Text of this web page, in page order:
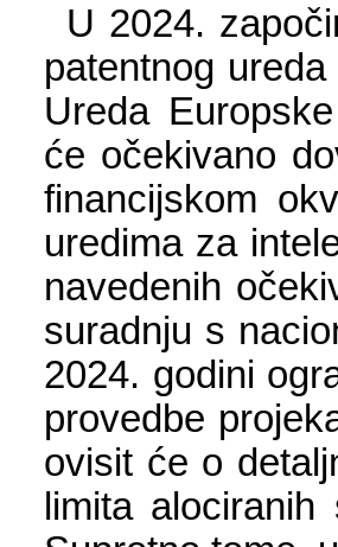
U 2024.
patentnog
Ureda
će očekivano
financijskom
uredima za
navedenih
suradnju s
2024. godini
provedbe
ovisit će o
limita